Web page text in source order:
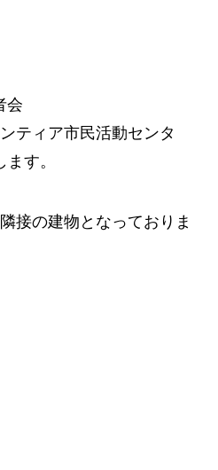
会
ティア市民活動センタ
す。
接の建物となっておりま